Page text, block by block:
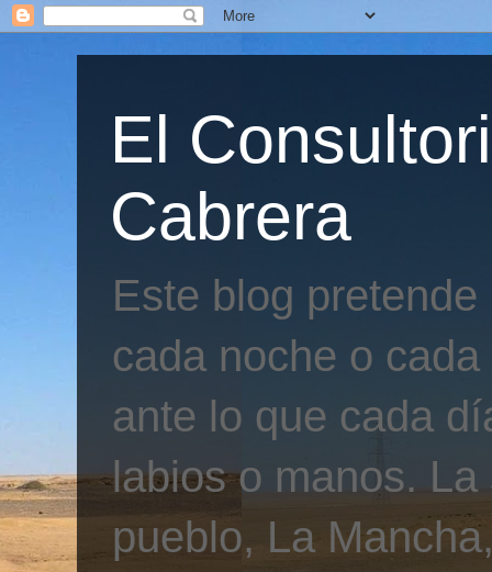
El
Cabrera
Este blog
cada noche o
ante lo que cada
labios o manos.
pueblo, La